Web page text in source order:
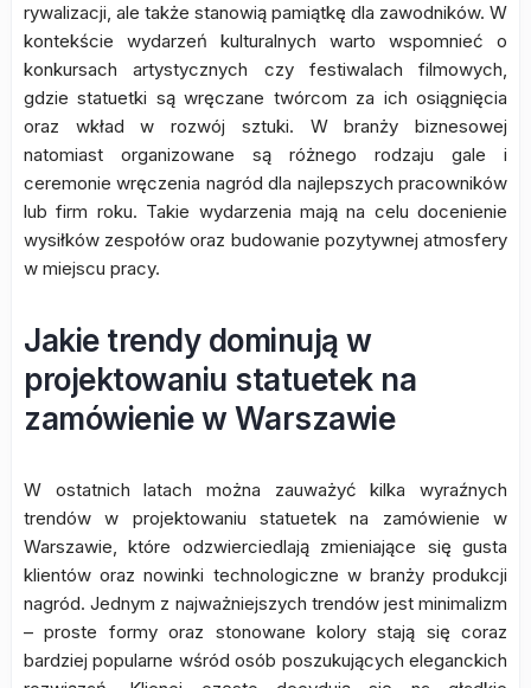
rywalizacji, ale także stanowią pamiątkę dla zawodników. W
kontekście wydarzeń kulturalnych warto wspomnieć o
konkursach artystycznych czy festiwalach filmowych,
gdzie statuetki są wręczane twórcom za ich osiągnięcia
oraz wkład w rozwój sztuki. W branży biznesowej
natomiast organizowane są różnego rodzaju gale i
ceremonie wręczenia nagród dla najlepszych pracowników
lub firm roku. Takie wydarzenia mają na celu docenienie
wysiłków zespołów oraz budowanie pozytywnej atmosfery
w miejscu pracy.
Jakie trendy dominują w
projektowaniu statuetek na
zamówienie w Warszawie
W ostatnich latach można zauważyć kilka wyraźnych
trendów w projektowaniu statuetek na zamówienie w
Warszawie, które odzwierciedlają zmieniające się gusta
klientów oraz nowinki technologiczne w branży produkcji
nagród. Jednym z najważniejszych trendów jest minimalizm
– proste formy oraz stonowane kolory stają się coraz
bardziej popularne wśród osób poszukujących eleganckich